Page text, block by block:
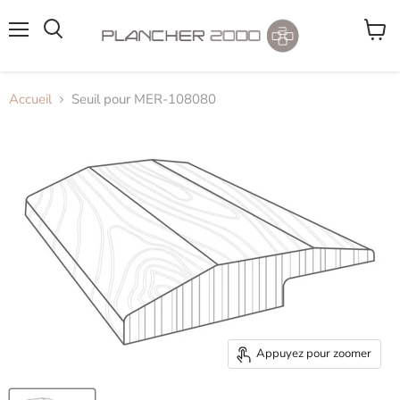
Accueil Seuil pour MER-108080
Appuyez pour zoomer